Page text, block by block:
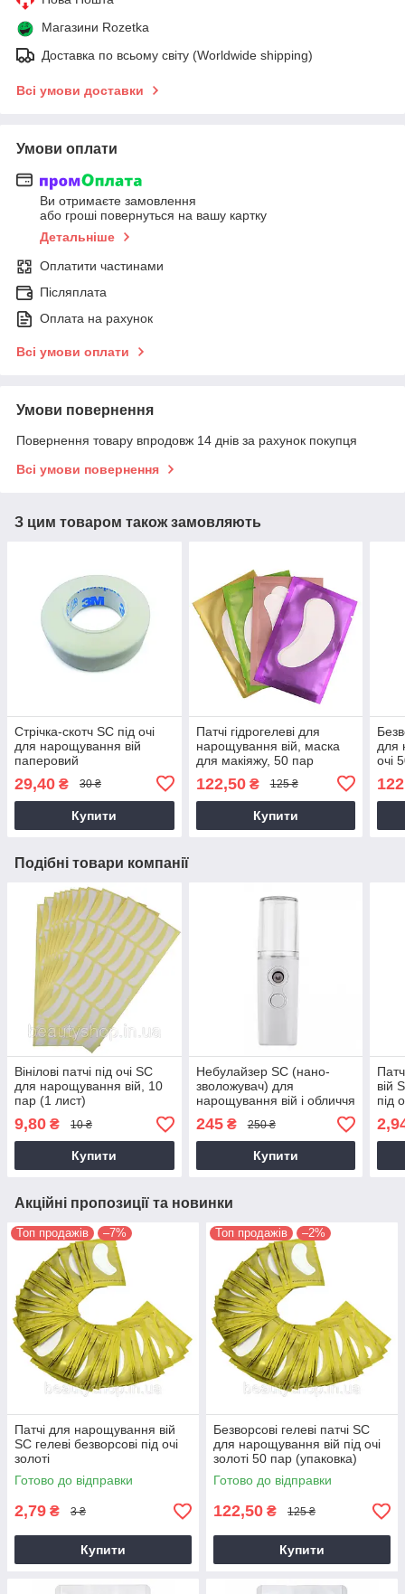
Магазини Rozetka
Доставка по всьому світу (Worldwide shipping)
Всі умови доставки
Умови оплати
Ви отримаєте замовлення
або гроші повернуться на вашу картку
Детальніше
Оплатити частинами
Післяплата
Оплата на рахунок
Всі умови оплати
Умови повернення
Повернення товару впродовж 14 днів за рахунок покупця
Всі умови повернення
З цим товаром також замовляють
Стрічка-скотч SC під очі
для нарощування вій
паперовий
29,40 ₴ 30 ₴
Купити
Патчі гідрогелеві для
нарощування вій, маска
для макіяжу, 50 пар
122,50₴ 125 ₴
Купити
для
очі
Подібні товари компанії
Вінілові патчі під очі SC
для нарощування вій, 10
пар (1 лист)
9,80 ₴ 10 ₴
Купити
Небулайзер SC (нано-
зволожувач) для
нарощування вій і обличчя
245₴ 250 ₴
Купити
вій
під
Акційні пропозиції та новинки
Топ продажів –7%
Патчі для нарощування вій
SC гелеві безворсові під очі
золоті
Готово до відправки
2,79 ₴ 3 ₴
Купити
Топ продажів –2%
Безворсові гелеві патчі SC
для нарощування вій під очі
золоті 50 пар (упаковка)
Готово до відправки
122,50 ₴ 125 ₴
Купити